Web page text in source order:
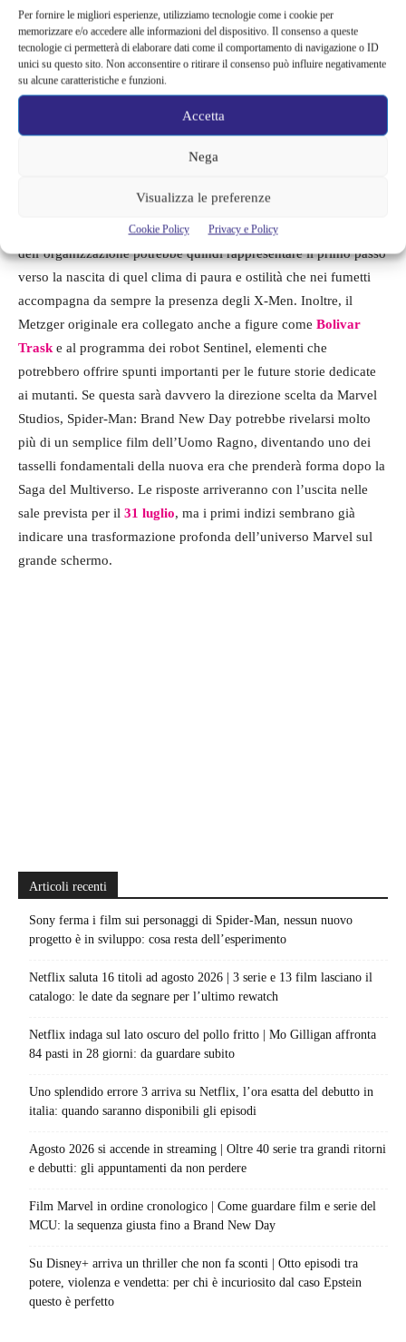
Per fornire le migliori esperienze, utilizziamo tecnologie come i cookie per
memorizzare e/o accedere alle informazioni del dispositivo. Il consenso a queste
tecnologie ci permetterà di elaborare dati come il comportamento di navigazione o ID
unici su questo sito. Non acconsentire o ritirare il consenso può influire negativamente
su alcune caratteristiche e funzioni.
Accetta
Nega
Visualizza le preferenze
Cookie Policy Privacy e Policy
realtàJean Grey, una delle figure più potenti e iconiche degli X-
Men. Sebbene non ci siano ancora conferme ufficiali, questa
possibilità renderebbe ancora più comprensibile l’atteggiamento
di Metzger verso individui dotati di capacità difficili da
Il Department of Damage Control ha già mostrato in passato
con poteri speciali, come visto nella serie Ms. Marvel.
L’introduzione di un personaggio come Metzger alla guida
dell’organizzazione potrebbe quindi rappresentare il primo passo
verso la nascita di quel clima di paura e ostilità che nei fumetti
accompagna da sempre la presenza degli X-Men. Inoltre, il
Metzger originale era collegato anche a figure come Bolivar
Traske al programma dei robot Sentinel, elementi che
potrebbero offrire spunti importanti per le future storie dedicate
ai mutanti. Se questa sarà davvero la direzione scelta da Marvel
Studios, Spider-Man: Brand New Day potrebbe rivelarsi molto
più di un semplice film dell’Uomo Ragno, diventando uno dei
tasselli fondamentali della nuova era che prenderà forma dopo la
Saga del Multiverso. Le risposte arriveranno con l’uscita nelle
sale prevista per il 31 luglio, ma i primi indizi sembrano già
indicare una trasformazione profonda dell’universo Marvel sul
grande schermo.
Articoli recenti
Sony ferma i film sui personaggi di Spider-Man, nessun nuovo
progetto è in sviluppo: cosa resta dell’esperimento
Netflix saluta 16 titoli ad agosto 2026 | 3 serie e 13 film lasciano il
catalogo: le date da segnare per l’ultimo rewatch
Netflix indaga sul lato oscuro del pollo fritto | Mo Gilligan affronta
84 pasti in 28 giorni: da guardare subito
Uno splendido errore 3 arriva su Netflix, l’ora esatta del debutto in
italia: quando saranno disponibili gli episodi
Agosto 2026 si accende in streaming | Oltre 40 serie tra grandi ritorni
e debutti: gli appuntamenti da non perdere
Film Marvel in ordine cronologico | Come guardare film e serie del
MCU: la sequenza giusta fino a Brand New Day
Su Disney+ arriva un thriller che non fa sconti | Otto episodi tra
potere, violenza e vendetta: per chi è incuriosito dal caso Epstein
questo è perfetto